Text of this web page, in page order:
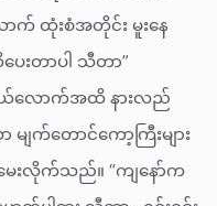
ထုံးစံအတိုင်း မူးနေ
ေးတာပါ သီတာ”
လောက်အထိ နားလည်
ျက်တောင်ကော့ကြီးများ
မေးလိုက်သည်။ “ကျနော်က